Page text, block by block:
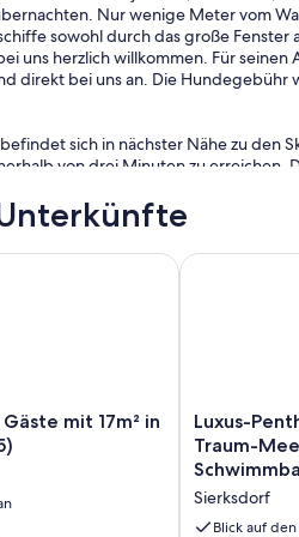
Nur wenige Meter vom
sowohl durch das große
uns herzlich willkommen. Für
direkt bei uns an. Die Hundegebühr
sich in nächster Nähe zu den
von drei Minuten zu erreichen.
sind auch mit Bus und Bahn zu
finden Sie ein sehr gutes
hier aus sehr gut erreichbar. Sogar
verbindliche Abgabe an die
ausgeschlossen sind
mit 17m² in
mit 17m² in Lübeck (143645)
Luxus-
Penthouse
am
mit
Traum-
Luxus-
Traum-
Sierksdorf
Blick auf
Luxus-